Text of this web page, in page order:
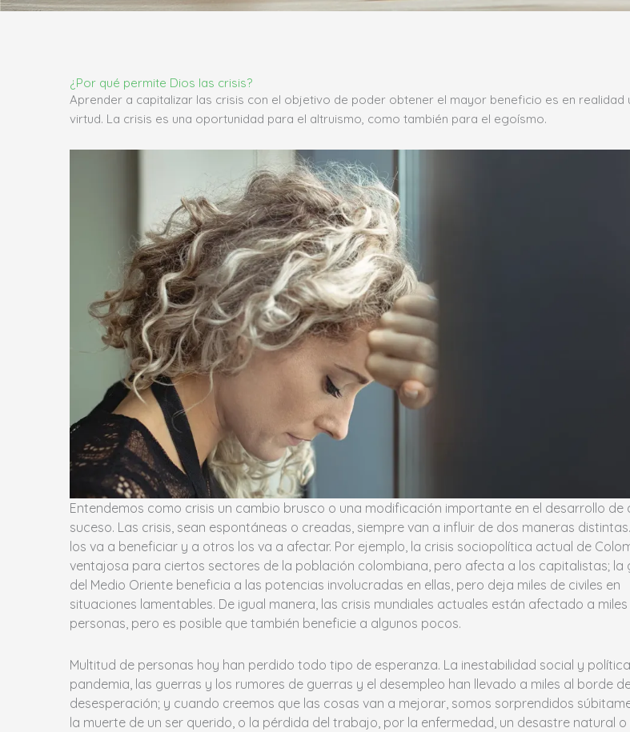
¿Por qué permite Dios las crisis?
Aprender a capitalizar las crisis con el objetivo de poder obtener el mayor beneficio es en realidad
virtud. La crisis es una oportunidad para el altruismo, como también para el egoísmo.
Entendemos como crisis un cambio brusco o una modificación importante en el desarrollo de
suceso. Las crisis, sean espontáneas o creadas, siempre van a influir de dos maneras
los va a beneficiar y a otros los va a afectar. Por ejemplo, la crisis sociopolítica actual de
ventajosa para ciertos sectores de la población colombiana, pero afecta a los capitalistas; la
del Medio Oriente beneficia a las potencias involucradas en ellas, pero deja miles de civiles en
situaciones lamentables. De igual manera, las crisis mundiales actuales están afectado a
personas, pero es posible que también beneficie a algunos pocos.
Multitud de personas hoy han perdido todo tipo de esperanza. La inestabilidad social y
pandemia, las guerras y los rumores de guerras y el desempleo han llevado a miles al borde
desesperación; y cuando creemos que las cosas van a mejorar, somos sorprendidos
la muerte de un ser querido, o la pérdida del trabajo, por la enfermedad, un desastre natural o